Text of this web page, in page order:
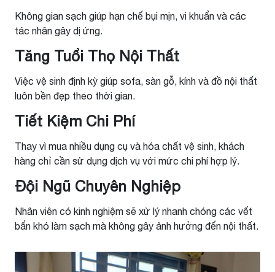
Không gian sạch giúp hạn chế bụi mịn, vi khuẩn và các
tác nhân gây dị ứng.
Tăng Tuổi Thọ Nội Thất
Việc vệ sinh định kỳ giúp sofa, sàn gỗ, kính và đồ nội thất
luôn bền đẹp theo thời gian.
Tiết Kiệm Chi Phí
Thay vì mua nhiều dụng cụ và hóa chất vệ sinh, khách
hàng chỉ cần sử dụng dịch vụ với mức chi phí hợp lý.
Đội Ngũ Chuyên Nghiệp
Nhân viên có kinh nghiệm sẽ xử lý nhanh chóng các vết
bẩn khó làm sạch mà không gây ảnh hưởng đến nội thất.